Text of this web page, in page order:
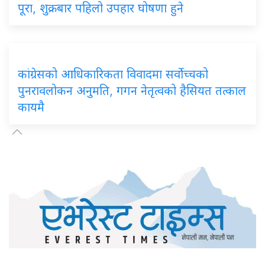
पूरा, शुक्रबार पहिलो उपहार घोषणा हुने
कांग्रेसको आधिकारिकता विवादमा सर्वोच्चको
पुनरावलोकन अनुमति, गगन नेतृत्वको हैसियत तत्काल
कायमै